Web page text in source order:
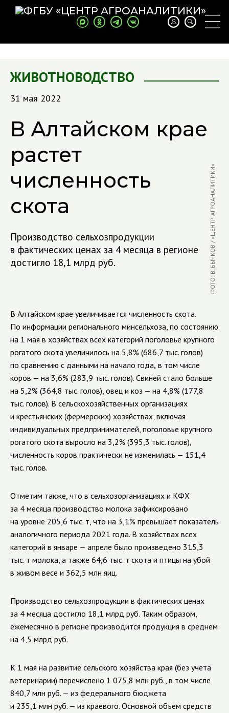
ЖИВОТНОВОДСТВО
31 мая 2022
В Алтайском крае
растет
численность
скота
Производство сельхозпродукции
в фактических ценах за 4 месяца в регионе
достигло 18,1 млрд руб.
ФОТО: В. БЫЧКОВ / «ЦЕНТР АГРОАНАЛИТИКИ»
В Алтайском крае увеличивается численность скота.
По информации регионального минсельхоза, по состоянию
на 1 мая в хозяйствах всех категорий поголовье крупного
рогатого скота увеличилось на 5,8% (686,7 тыс. голов)
по сравнению с данными на начало года, в том числе
коров — на 3,6% (283,9 тыс. голов). Свиней стало больше
на 5,2% (364,8 тыс. голов), овец и коз — на 4,8% (177,8
тыс. голов). В сельскохозяйственных организациях
и крестьянских (фермерских) хозяйствах, включая
индивидуальных предпринимателей, поголовье крупного
рогатого скота выросло на 3,2% (395,3 тыс. голов),
численность коров практически не изменилась — 151,4
тыс. голов.
Отметим также, что в сельхозорганизациях и КФХ
за 4 месяца производство молока зафиксировано
на уровне 205,6 тыс. т, что на 3,1% превышает показатель
аналогичного периода 2021 года. В хозяйствах всех
категорий в январе — апреле было произведено 315,3
тыс. т молока, а также 64,6 тыс. т скота и птицы на убой
в живом весе и 362,5 млн яиц.
Производство сельхозпродукции в фактических ценах
за 4 месяца достигло 18,1 млрд руб. Таким образом,
ежемесячно в регионе производится продукция в среднем
на 4,5 млрд руб.
К 1 мая на развитие сельского хозяйства края (без учета
ветеринарии) перечислено 1 075,8 млн руб., в том числе
840,7 млн руб. — из федерального бюджета
и 235,1 млн руб. — из краевого. Основной объем средств